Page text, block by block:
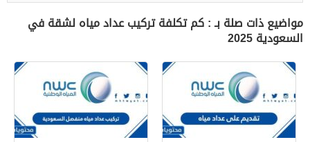
مواضيع ذات صلة بـ : كم تكلفة تركيب عداد مياه لشقة في
السعودية 2025